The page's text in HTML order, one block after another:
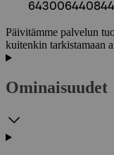
Päivitämme palvelun
kuitenkin tarkistamaan
Ominaisuudet